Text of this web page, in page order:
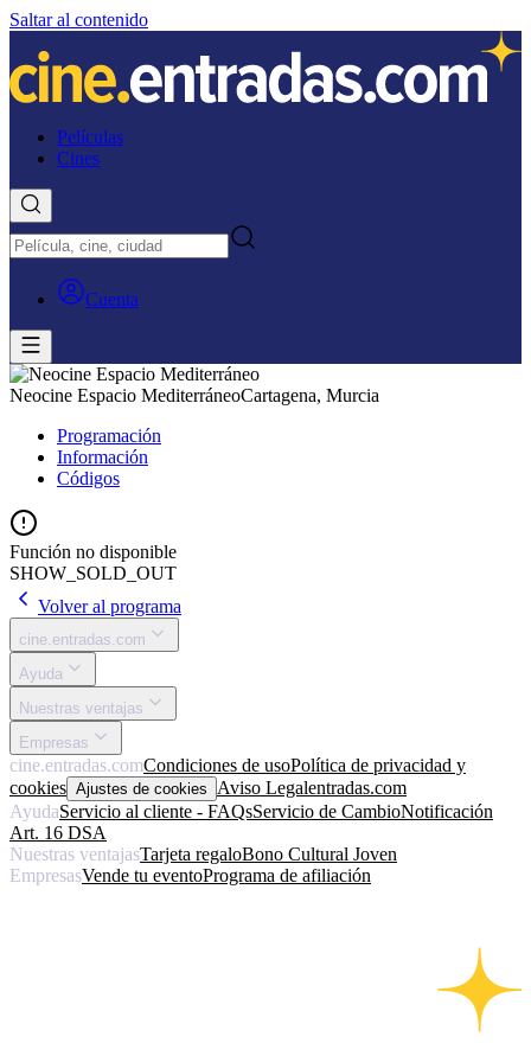
Saltar al contenido
Películas
Cines
Cuenta
Neocine Espacio MediterráneoCartagena, Murcia
Programación
Información
Códigos
Función no disponible
SHOW_SOLD_OUT
Volver al programa
cine.entradas.com
Ayuda
Nuestras ventajas
Empresas
cine.entradas.comCondiciones de usoPolítica de privacidad y
cookies Ajustes de cookies Aviso Legalentradas.com
AyudaServicio al cliente - FAQsServicio de CambioNotificación
Art. 16 DSA
Nuestras ventajasTarjeta regaloBono Cultural Joven
EmpresasVende tu eventoPrograma de afiliación